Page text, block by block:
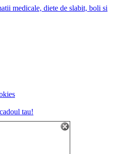
medicale, diete de slabit, boli si
tau!